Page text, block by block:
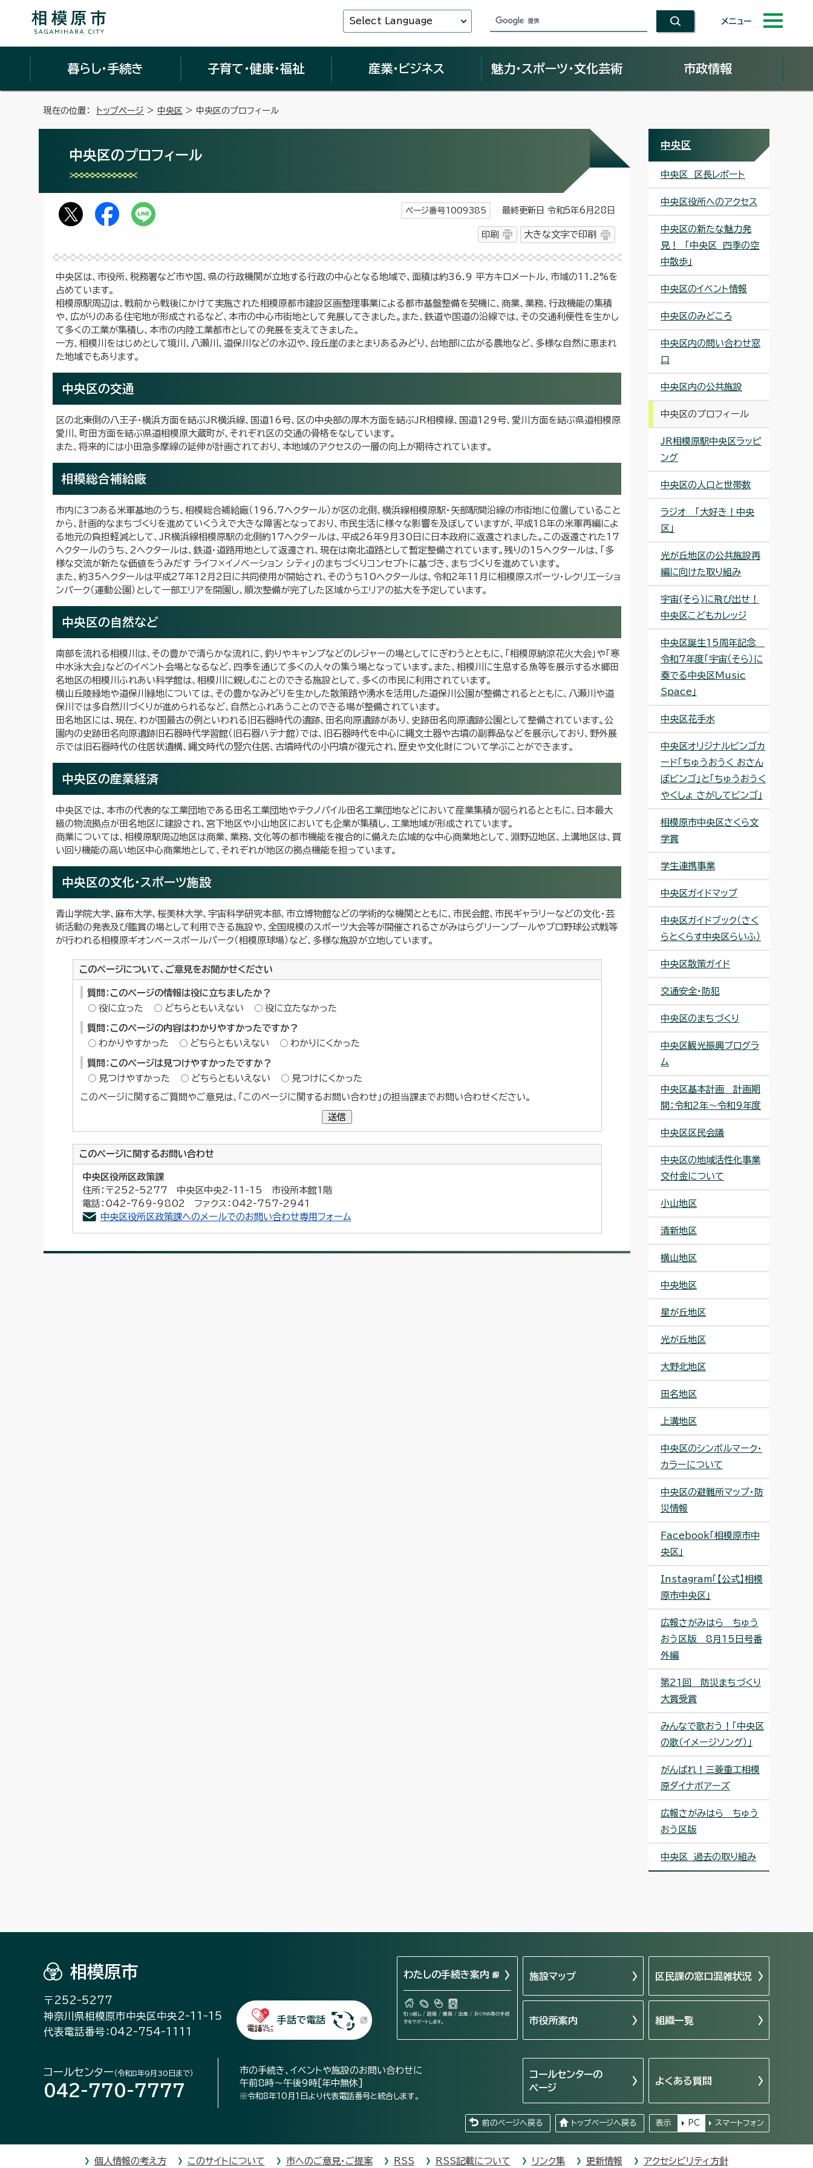
Select Language メニュー
暮らし・手続き 子育て・健康・福祉 産業・ビジネス 魅力・スポーツ・文化芸術 市政情報
現在の位置： トップページ > 中央区 > 中央区のプロフィール
中央区のプロフィール
ページ番号1009385 最終更新日 令和5年6月28日
印刷 大きな文字で印刷
中央区は、市役所、税務署など市や国、県の行政機関が立地する行政の中心となる地域で、面積は約36.9 平方キロメートル、市域の11.2%を
占めています。
相模原駅周辺は、戦前から戦後にかけて実施された相模原都市建設区画整理事業による都市基盤整備を契機に、商業、業務、行政機能の集積
や、広がりのある住宅地が形成されるなど、本市の中心市街地として発展してきました。また、鉄道や国道の沿線では、その交通利便性を生かし
て多くの工業が集積し、本市の内陸工業都市としての発展を支えてきました。
一方、相模川をはじめとして境川、八瀬川、道保川などの水辺や、段丘崖のまとまりあるみどり、台地部に広がる農地など、多様な自然に恵まれ
た地域でもあります。
中央区の交通
区の北東側の八王子・横浜方面を結ぶJR横浜線、国道16号、区の中央部の厚木方面を結ぶJR相模線、国道129号、愛川方面を結ぶ県道相模原
愛川、町田方面を結ぶ県道相模原大蔵町が、それぞれ区の交通の骨格をなしています。
また、将来的には小田急多摩線の延伸が計画されており、本地域のアクセスの一層の向上が期待されています。
相模総合補給廠
市内に3つある米軍基地のうち、相模総合補給廠（196.7ヘクタール）が区の北側、横浜線相模原駅・矢部駅間沿線の市街地に位置していること
から、計画的なまちづくりを進めていくうえで大きな障害となっており、市民生活に様々な影響を及ぼしていますが、平成18年の米軍再編によ
る地元の負担軽減として、JR横浜線相模原駅の北側約17ヘクタールは、平成26年9月30日に日本政府に返還されました。この返還された17
ヘクタールのうち、2ヘクタールは、鉄道・道路用地として返還され、現在は南北道路として暫定整備されています。残りの15ヘクタールは、「多
様な交流が新たな価値をうみだす ライフ×イノベーション シティ」のまちづくりコンセプトに基づき、まちづくりを進めています。
また、約35ヘクタールは平成27年12月2日に共同使用が開始され、そのうち10ヘクタールは、令和2年11月に相模原スポーツ・レクリエーショ
ンパーク（運動公園）として一部エリアを開園し、順次整備が完了した区域からエリアの拡大を予定しています。
中央区の自然など
南部を流れる相模川は、その豊かで清らかな流れに、釣りやキャンプなどのレジャーの場としてにぎわうとともに、「相模原納涼花火大会」や「寒
中水泳大会」などのイベント会場となるなど、四季を通じて多くの人々の集う場となっています。また、相模川に生息する魚等を展示する水郷田
名地区の相模川ふれあい科学館は、相模川に親しむことのできる施設として、多くの市民に利用されています。
横山丘陵緑地や道保川緑地については、その豊かなみどりを生かした散策路や湧水を活用した道保川公園が整備されるとともに、八瀬川や道
保川では多自然川づくりが進められるなど、自然とふれあうことのできる場が整備されています。
田名地区には、現在、わが国最古の例といわれる旧石器時代の遺跡、田名向原遺跡があり、史跡田名向原遺跡公園として整備されています。公
園内の史跡田名向原遺跡旧石器時代学習館（旧石器ハテナ館）では、旧石器時代を中心に縄文土器や古墳の副葬品などを展示しており、野外展
示では旧石器時代の住居状遺構、縄文時代の竪穴住居、古墳時代の小円墳が復元され、歴史や文化財について学ぶことができます。
中央区の産業経済
中央区では、本市の代表的な工業団地である田名工業団地やテクノパイル田名工業団地などにおいて産業集積が図られるとともに、日本最大
級の物流拠点が田名地区に建設され、宮下地区や小山地区においても企業が集積し、工業地域が形成されています。
商業については、相模原駅周辺地区は商業、業務、文化等の都市機能を複合的に備えた広域的な中心商業地として、淵野辺地区、上溝地区は、買
い回り機能の高い地区中心商業地として、それぞれが地区の拠点機能を担っています。
中央区の文化・スポーツ施設
青山学院大学、麻布大学、桜美林大学、宇宙科学研究本部、市立博物館などの学術的な機関とともに、市民会館、市民ギャラリーなどの文化・芸
術活動の発表及び鑑賞の場として利用できる施設や、全国規模のスポーツ大会等が開催されるさがみはらグリーンプールやプロ野球公式戦等
が行われる相模原ギオンベースボールパーク（相模原球場）など、多様な施設が立地しています。
このページについて、ご意見をお聞かせください
質問：このページの情報は役に立ちましたか？
役に立った
どちらともいえない 役に立たなかった
質問：このページの内容はわかりやすかったですか？
わかりやすかった
どちらともいえない わかりにくかった
質問：このページは見つけやすかったですか？
見つけやすかった
どちらともいえない 見つけにくかった
このページに関するご質問やご意見は、「このページに関するお問い合わせ」の担当課までお問い合わせください。
送信
このページに関するお問い合わせ
中央区役所区政策課
住所：〒252-5277 中央区中央2-11-15 市役所本館1階
電話：042-769-9802 ファクス：042-757-2941
中央区役所区政策課へのメールでのお問い合わせ専用フォーム
中央区
中央区 区長レポート
中央区役所へのアクセス
中央区の新たな魅力発
見！ 「中央区 四季の空
中散歩」
中央区のイベント情報
中央区のみどころ
中央区内の問い合わせ窓
口
中央区内の公共施設
中央区のプロフィール
JR相模原駅中央区ラッピ
ング
中央区の人口と世帯数
ラジオ 「大好き！中央
区」
光が丘地区の公共施設再
編に向けた取り組み
宇宙(そら)に飛び出せ！
中央区こどもカレッジ
中央区誕生15周年記念
令和7年度「宇宙（そら）に
奏でる中央区Music
Space」
中央区花手水
中央区オリジナルビンゴカ
ード「ちゅうおうく おさん
ぽビンゴ」と「ちゅうおうく
やくしょ さがしてビンゴ」
相模原市中央区さくら文
学賞
学生連携事業
中央区ガイドマップ
中央区ガイドブック（さく
らとくらす中央区らいふ）
中央区散策ガイド
交通安全・防犯
中央区のまちづくり
中央区観光振興プログラ
ム
中央区基本計画 計画期
間：令和2年～令和9年度
中央区区民会議
中央区の地域活性化事業
交付金について
小山地区
清新地区
横山地区
中央地区
星が丘地区
光が丘地区
大野北地区
田名地区
上溝地区
中央区のシンボルマーク・
カラーについて
中央区の避難所マップ・防
災情報
Facebook「相模原市中
央区」
Instagram「【公式】相模
原市中央区」
広報さがみはら ちゅう
おう区版 8月15日号番
外編
第21回 防災まちづくり
大賞受賞
みんなで歌おう！「中央区
の歌（イメージソング）」
がんばれ！三菱重工相模
原ダイナボアーズ
広報さがみはら ちゅう
おう区版
中央区 過去の取り組み
相模原市
〒252-5277
神奈川県相模原市中央区中央2-11-15
代表電話番号：042-754-1111
手話で電話
わたしの手続き案内
引っ越し / 結婚 / 離婚 / 出産 / おくやみ等の手続
きをサポートします。
施設マップ 区民課の窓口混雑状況
市役所案内 組織一覧
コールセンター （令和8年9月30日まで）
042-770-7777
市の手続き、イベントや施設のお問い合わせに
午前8時～午後9時[年中無休]
※令和8年10月1日より代表電話番号と統合します。
コールセンターの
ページ
よくある質問
前のページへ戻る トップページへ戻る 表示 PC スマートフォン
個人情報の考え方 このサイトについて 市へのご意見・ご提案 RSS RSS記載について リンク集 更新情報 アクセシビリティ方針